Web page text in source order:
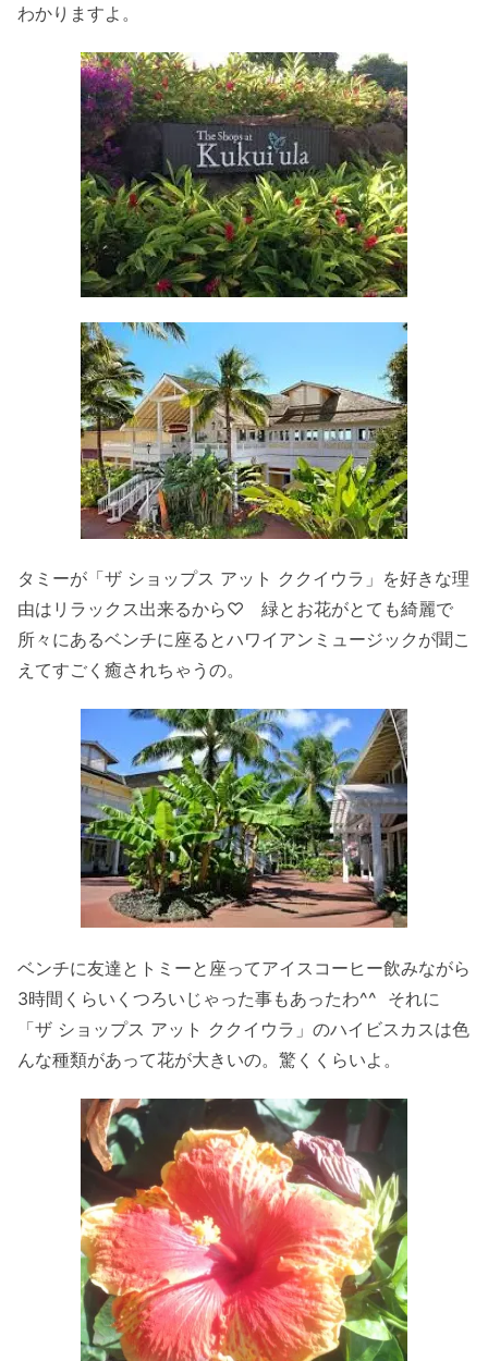
わかりますよ。
タミーが「ザ ショップス アット ククイウラ」を好きな理
由はリラックス出来るから♡ 緑とお花がとても綺麗で
所々にあるベンチに座るとハワイアンミュージックが聞こ
えてすごく癒されちゃうの。
ベンチに友達とトミーと座ってアイスコーヒー飲みながら
3時間くらいくつろいじゃった事もあったわ^^ それに
「ザ ショップス アット ククイウラ」のハイビスカスは色
んな種類があって花が大きいの。驚くくらいよ。